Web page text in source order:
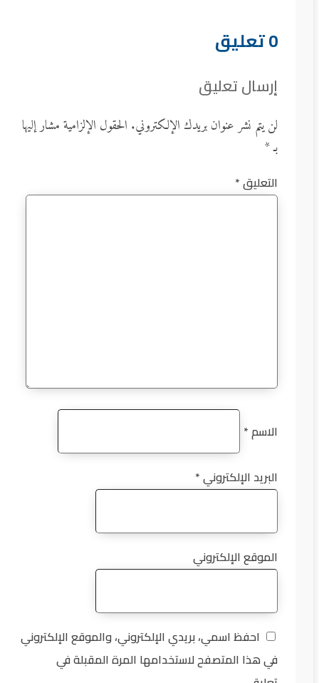
0 تعليق
إرسال تعليق
لن يتم نشر عنوان بريدك الإلكتروني. الحقول الإلزامية مشار إليها
بـ*
التعليق*
الاسم*
البريد الإلكتروني*
الموقع الإلكتروني
احفظ اسمي، بريدي الإلكتروني، والموقع الإلكتروني
في هذا المتصفح لاستخدامها المرة المقبلة في